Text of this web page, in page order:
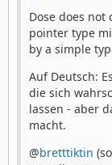
Dose does not
pointer type
by a simple
Auf Deutsch:
die sich
lassen - aber
macht.
@bretttiktin